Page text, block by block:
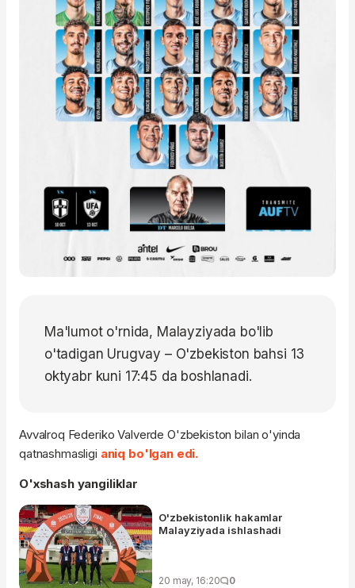
Ma'lumot o'rnida, Malayziyada bo'lib
o'tadigan Urugvay – O'zbekiston bahsi 13
oktyabr kuni 17:45 da boshlanadi.
Avvalroq Federiko Valverde O'zbekiston bilan o'yinda
qatnashmasligi aniq bo'lgan edi.
O'xshash yangiliklar
O'zbekistonlik hakamlar
Malayziyada ishlashadi
20 may, 16:20 0